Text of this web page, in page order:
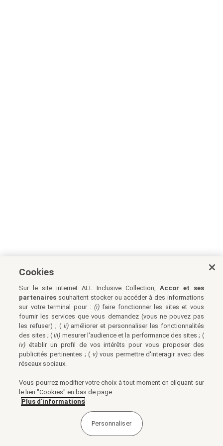
Cookies
Sur le site internet ALL Inclusive Collection, Accor et ses
partenaires souhaitent stocker ou accéder à des informations
sur votre terminal pour : (i)faire fonctionner les sites et vous
fournir les services que vous demandez (vous ne pouvez pas
les refuser) ; ( ii)améliorer et personnaliser les fonctionnalités
des sites ; (iii) mesurer l'audience et la performance des sites ; (
iv) établir un profil de vos intérêts pour vous proposer des
publicités pertinentes ; ( v)vous permettre d'interagir avec des
réseaux sociaux.
Vous pourrez modifier votre choix à tout moment en cliquant sur
le lien "Cookies" en bas de page.
Plus d'informations
Personnaliser